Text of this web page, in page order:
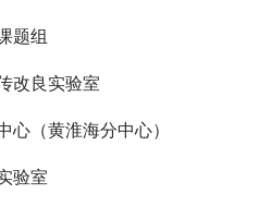
题组
改良实验室
心（黄淮海分中心）
验室